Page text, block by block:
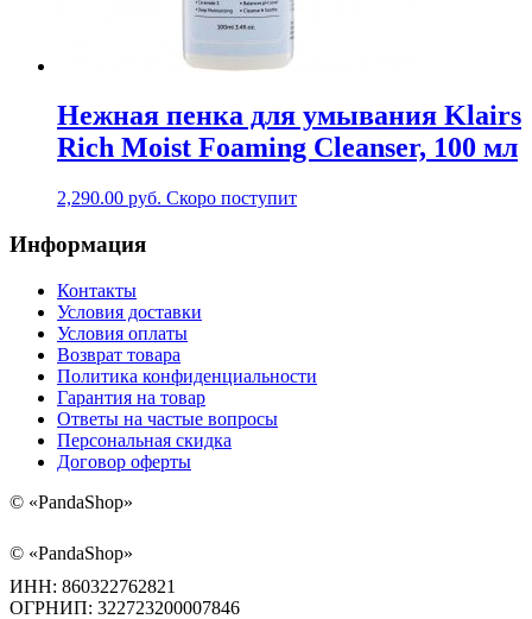
Нежная пенка для умывания Klairs
Rich Moist Foaming Cleanser, 100 мл
2,290.00 руб. Скоро поступит
Информация
Контакты
Условия доставки
Условия оплаты
Возврат товара
Политика конфиденциальности
Гарантия на товар
Ответы на частые вопросы
Персональная скидка
Договор оферты
© «PandaShop»
© «PandaShop»
ИНН: 860322762821
ОГРНИП: 322723200007846